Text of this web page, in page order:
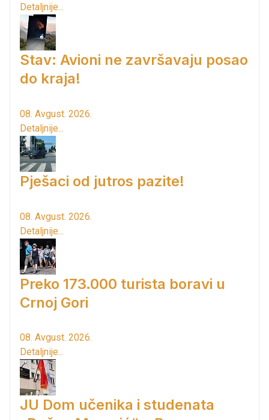
Detaljnije...
Stav: Avioni ne završavaju posao
do kraja!
08. Avgust. 2026.
Detaljnije...
Pješaci od jutros pazite!
08. Avgust. 2026.
Detaljnije...
Preko 173.000 turista boravi u
Crnoj Gori
08. Avgust. 2026.
Detaljnije...
JU Dom učenika i studenata